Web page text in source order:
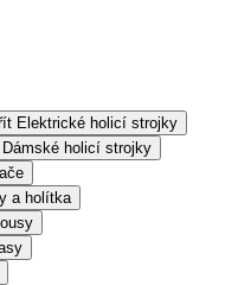
Elektrické holicí strojky
Dámské holicí strojky
a holítka